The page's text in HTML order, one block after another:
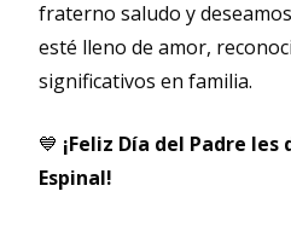
fraterno saludo y
esté lleno de amor,
significativos en familia.
💙 ¡Feliz Día del Padre les
Espinal!